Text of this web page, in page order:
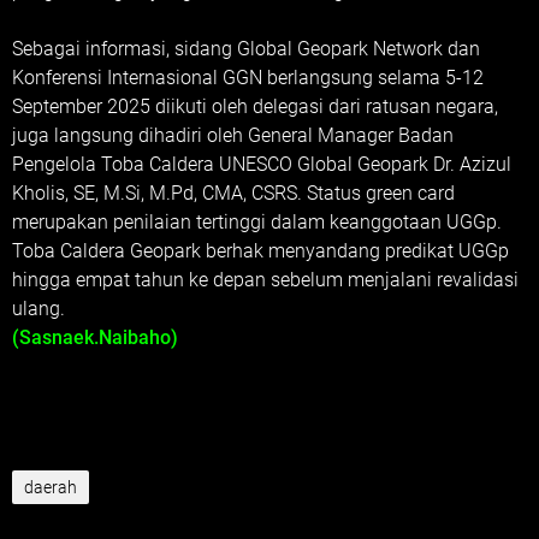
Sebagai informasi, sidang Global Geopark Network dan
Konferensi Internasional GGN berlangsung selama 5-12
September 2025 diikuti oleh delegasi dari ratusan negara,
juga langsung dihadiri oleh General Manager Badan
Pengelola Toba Caldera UNESCO Global Geopark Dr. Azizul
Kholis, SE, M.Si, M.Pd, CMA, CSRS. Status green card
merupakan penilaian tertinggi dalam keanggotaan UGGp.
Toba Caldera Geopark berhak menyandang predikat UGGp
hingga empat tahun ke depan sebelum menjalani revalidasi
ulang.
(Sasnaek.Naibaho)
daerah